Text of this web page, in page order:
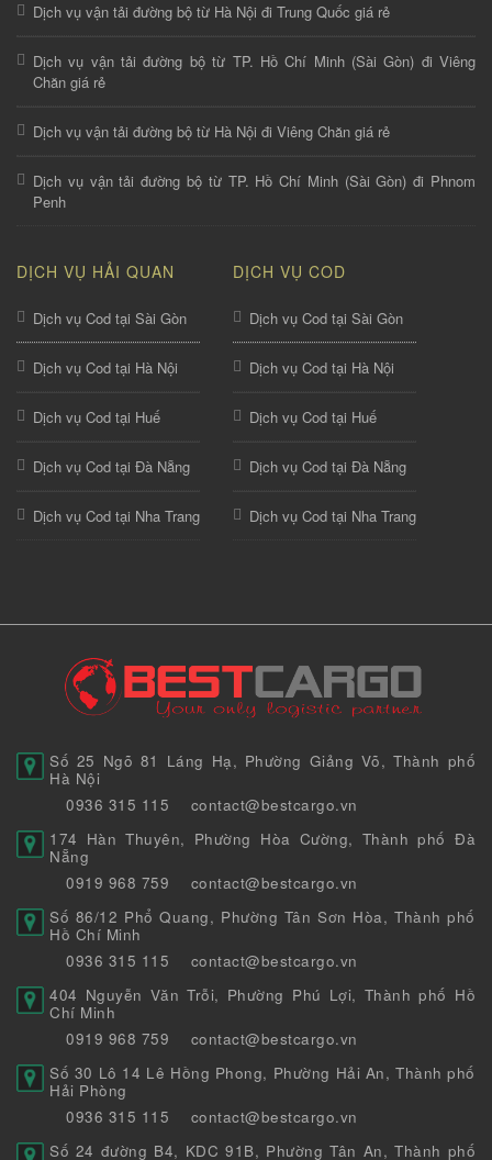
Dịch vụ vận tải đường bộ từ Hà Nội đi Trung Quốc giá rẻ
Dịch vụ vận tải đường bộ từ TP. Hồ Chí Minh (Sài Gòn) đi Viêng
Chăn giá rẻ
Dịch vụ vận tải đường bộ từ Hà Nội đi Viêng Chăn giá rẻ
Dịch vụ vận tải đường bộ từ TP. Hồ Chí Minh (Sài Gòn) đi Phnom
Penh
DỊCH VỤ HẢI QUAN
Dịch vụ Cod tại Sài Gòn
Dịch vụ Cod tại Hà Nội
Dịch vụ Cod tại Huế
Dịch vụ Cod tại Đà Nẵng
Dịch vụ Cod tại Nha Trang
DỊCH VỤ COD
Dịch vụ Cod tại Sài Gòn
Dịch vụ Cod tại Hà Nội
Dịch vụ Cod tại Huế
Dịch vụ Cod tại Đà Nẵng
Dịch vụ Cod tại Nha Trang
Số 25 Ngõ 81 Láng Hạ, Phường Giảng Võ, Thành phố
Hà Nội
0936 315 115
contact@bestcargo.vn
174 Hàn Thuyên, Phường Hòa Cường, Thành phố Đà
Nẵng
0919 968 759
contact@bestcargo.vn
Số 86/12 Phổ Quang, Phường Tân Sơn Hòa, Thành phố
Hồ Chí Minh
0936 315 115
contact@bestcargo.vn
404 Nguyễn Văn Trỗi, Phường Phú Lợi, Thành phố Hồ
Chí Minh
0919 968 759
contact@bestcargo.vn
Số 30 Lô 14 Lê Hồng Phong, Phường Hải An, Thành phố
Hải Phòng
0936 315 115
contact@bestcargo.vn
Số 24 đường B4, KDC 91B, Phường Tân An, Thành phố